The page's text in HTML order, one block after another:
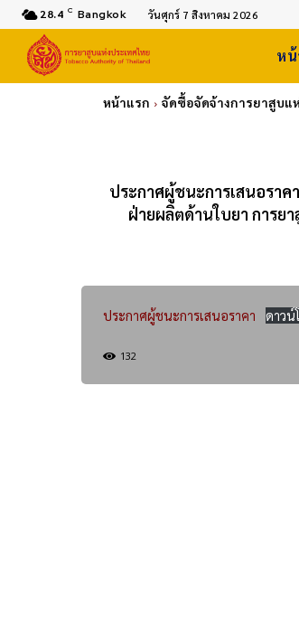
28.4 C Bangkok วันศุกร์ 7 สิงหาคม 2026
หน้
หน้าแรก จัดซื้อจัดจ้างการยาสูบแ
ประกาศผู้ชนะการเสนอราค
ฝ่ายผลิตด้านใบยา การย
ประกาศผู้ชนะการเสนอราคา ดาวน์
132